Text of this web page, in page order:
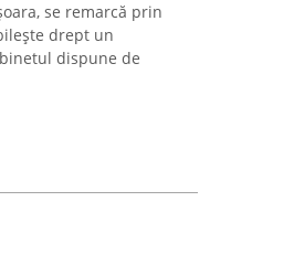
se remarcă prin
drept un
dispune de